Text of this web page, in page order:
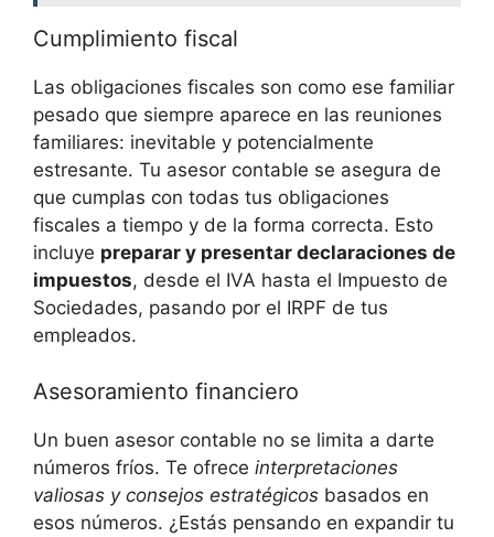
Cumplimiento fiscal
Las⁣ obligaciones fiscales son como ese familiar
pesado que siempre aparece⁣ en ⁢las reuniones
‌familiares: inevitable y potencialmente
estresante. Tu ​asesor⁣ contable se asegura ⁣de
⁢que cumplas con todas tus obligaciones
fiscales a tiempo​ y de‍ la forma correcta. Esto
incluye preparar y presentar declaraciones ⁢de
impuestos,‍ desde el IVA‍ hasta el Impuesto de‍
Sociedades, pasando por ⁢el IRPF de tus
empleados.
Asesoramiento financiero
Un buen asesor contable no ‍se limita ‌a ⁢darte
números‌ fríos.⁤ Te ofrece interpretaciones
valiosas y consejos estratégicos basados en
esos números. ⁤¿Estás pensando en expandir ​tu